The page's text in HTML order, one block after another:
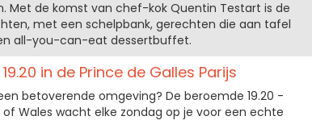
Met de komst van chef-kok Quentin Testart is de
met een schelpbank, gerechten die aan tafel
all-you-can-eat dessertbuffet.
in de Prince de Galles Parijs
betoverende omgeving? De beroemde 19.20 -
Wales wacht elke zondag op je voor een echte